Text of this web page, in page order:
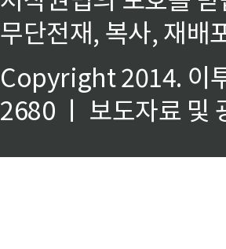
무단전재, 복사, 재배
Copyright 2014. 이
2680 ㅣ 보도자료